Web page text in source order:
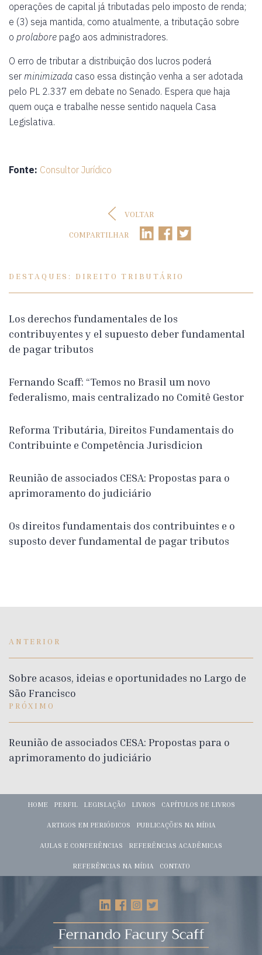
operações de capital já tributadas pelo imposto de renda;
e (3) seja mantida, como atualmente, a tributação sobre
o prolabore pago aos administradores.
O erro de tributar a distribuição dos lucros poderá
ser minimizada caso essa distinção venha a ser adotada
pelo PL 2.337 em debate no Senado. Espera que haja
quem ouça e trabalhe nesse sentido naquela Casa
Legislativa.
Fonte: Consultor Jurídico
VOLTAR
COMPARTILHAR
DESTAQUES: DIREITO TRIBUTÁRIO
Los derechos fundamentales de los
contribuyentes y el supuesto deber fundamental
de pagar tributos
Fernando Scaff: “Temos no Brasil um novo
federalismo, mais centralizado no Comitê Gestor
Reforma Tributária, Direitos Fundamentais do
Contribuinte e Competência Jurisdicion
Reunião de associados CESA: Propostas para o
aprimoramento do judiciário
Os direitos fundamentais dos contribuintes e o
suposto dever fundamental de pagar tributos
ANTERIOR
Sobre acasos, ideias e oportunidades no Largo de
São Francisco
PRÓXIMO
Reunião de associados CESA: Propostas para o
aprimoramento do judiciário
HOME PERFIL LEGISLAÇÃO LIVROS CAPÍTULOS DE LIVROS
ARTIGOS EM PERIÓDICOS PUBLICAÇÕES NA MÍDIA
AULAS E CONFERÊNCIAS REFERÊNCIAS ACADÊMICAS
REFERÊNCIAS NA MÍDIA CONTATO